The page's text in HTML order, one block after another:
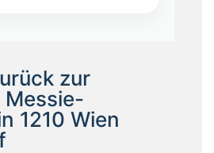
zur
Messie-
1210 Wien